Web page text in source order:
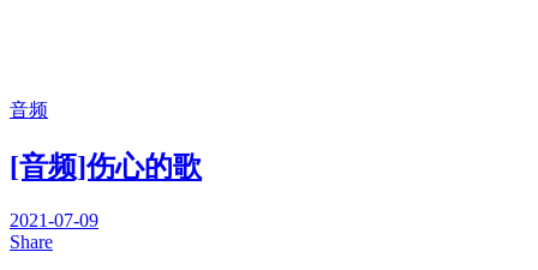
音频
[音频]伤心的歌
2021-07-09
Share